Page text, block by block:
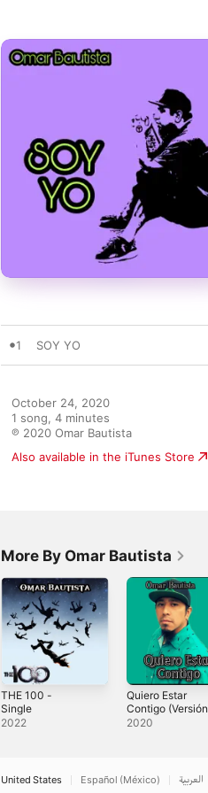
1 SOY YO
October 24, 2020
1 song, 4 minutes
℗ 2020 Omar Bautista
Also available in the iTunes Store
More By Omar Bautista
THE 100 -
Single
2022
Quiero Estar
Contigo (Versión
Bachata) -
2020
United States Español (México) العربية